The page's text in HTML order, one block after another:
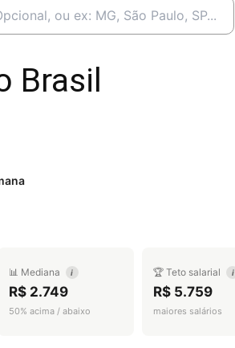
Brasil
📊 Mediana i
R$ 2.749
50% acima / abaixo
🏆 Teto salarial i
R$ 5.759
maiores salários